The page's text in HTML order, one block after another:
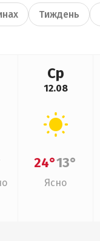
Тиждень
Ср
12.08
24°13°
Ясно